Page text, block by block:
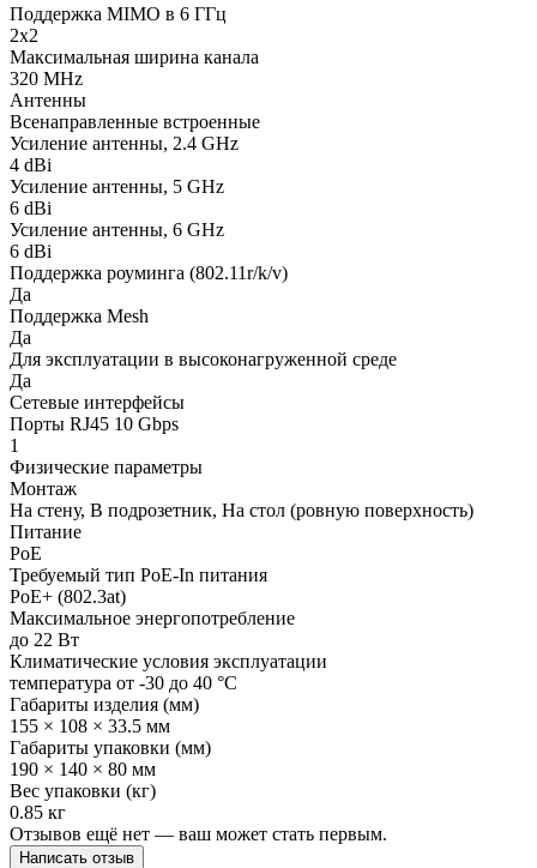
Поддержка MIMO в 6 ГГц
2x2
Максимальная ширина канала
320 MHz
Антенны
Всенаправленные встроенные
Усиление антенны, 2.4 GHz
4 dBi
Усиление антенны, 5 GHz
6 dBi
Усиление антенны, 6 GHz
6 dBi
Поддержка роуминга (802.11r/k/v)
Да
Поддержка Mesh
Да
Для эксплуатации в высоконагруженной среде
Да
Сетевые интерфейсы
Порты RJ45 10 Gbps
1
Физические параметры
Монтаж
На стену, В подрозетник, На стол (ровную поверхность)
Питание
PoE
Требуемый тип PoE-In питания
PoE+ (802.3at)
Максимальное энергопотребление
до 22 Вт
Климатические условия эксплуатации
температура от -30 до 40 °C
Габариты изделия (мм)
155 × 108 × 33.5 мм
Габариты упаковки (мм)
190 × 140 × 80 мм
Вес упаковки (кг)
0.85 кг
Отзывов ещё нет — ваш может стать первым.
Написать отзыв